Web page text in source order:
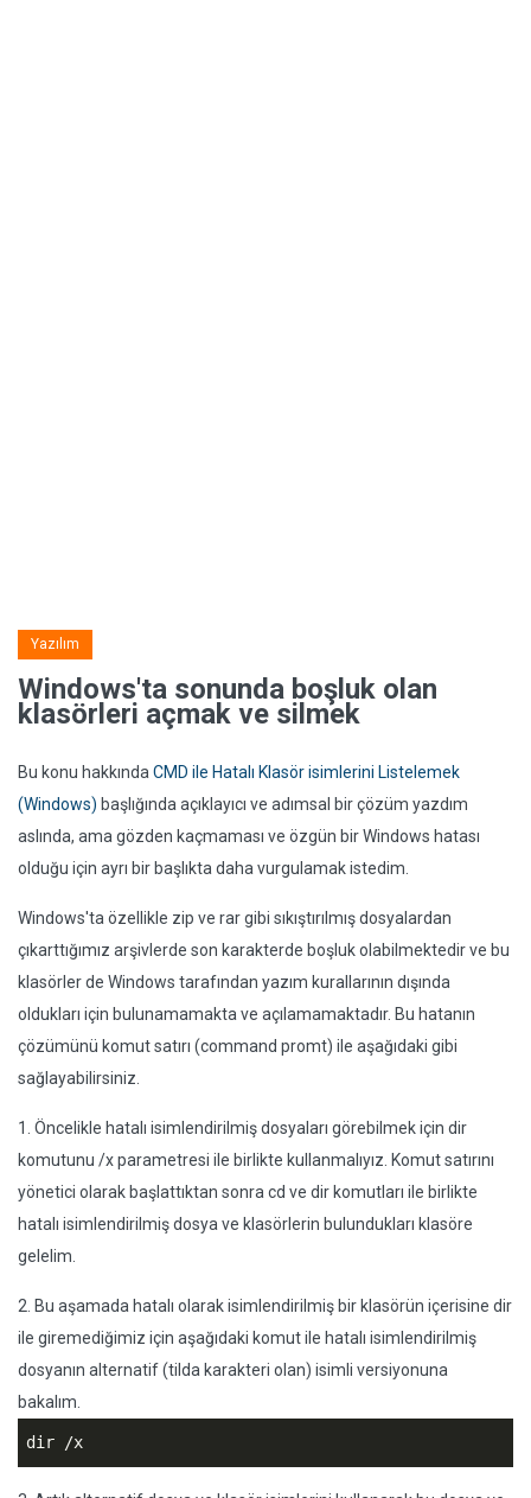
Yazılım
Windows'ta sonunda boşluk olan
klasörleri açmak ve silmek
Bu konu hakkında CMD ile Hatalı Klasör isimlerini Listelemek
(Windows) başlığında açıklayıcı ve adımsal bir çözüm yazdım
aslında, ama gözden kaçmaması ve özgün bir Windows hatası
olduğu için ayrı bir başlıkta daha vurgulamak istedim.
Windows'ta özellikle zip ve rar gibi sıkıştırılmış dosyalardan
çıkarttığımız arşivlerde son karakterde boşluk olabilmektedir ve bu
klasörler de Windows tarafından yazım kurallarının dışında
oldukları için bulunamamakta ve açılamamaktadır. Bu hatanın
çözümünü komut satırı (command promt) ile aşağıdaki gibi
sağlayabilirsiniz.
1. Öncelikle hatalı isimlendirilmiş dosyaları görebilmek için dir
komutunu /x parametresi ile birlikte kullanmalıyız. Komut satırını
yönetici olarak başlattıktan sonra cd ve dir komutları ile birlikte
hatalı isimlendirilmiş dosya ve klasörlerin bulundukları klasöre
gelelim.
2. Bu aşamada hatalı olarak isimlendirilmiş bir klasörün içerisine dir
ile giremediğimiz için aşağıdaki komut ile hatalı isimlendirilmiş
dosyanın alternatif (tilda karakteri olan) isimli versiyonuna
bakalım.
dir /x